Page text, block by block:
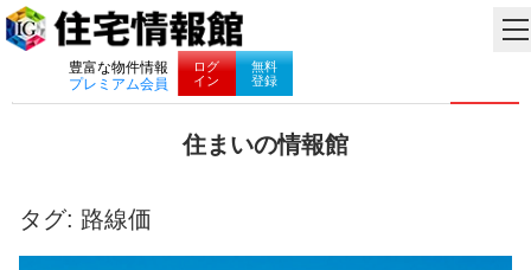
豊富な物件情報
プレミアム会員
ログ
イン
無料
登録
ナビゲーション
住まいの情報館
い
と
暮
タグ: 路線価